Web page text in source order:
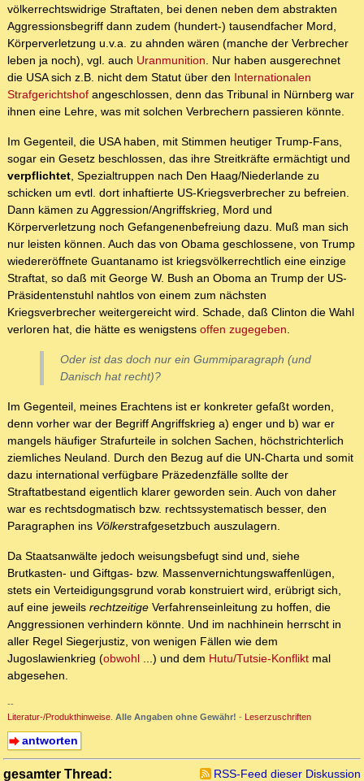
völkerrechtswidrige Straftaten, bei denen neben dem abstrakten
Aggressionsbegriff dann zudem (hundert-) tausendfacher Mord,
Körperverletzung u.v.a. zu ahnden wären (manche der Verbrecher
leben ja noch), vgl. auch Uranmunition. Nur haben ausgerechnet
die USA sich z.B. nicht dem Statut über den Internationalen
Strafgerichtshof angeschlossen, denn das Tribunal in Nürnberg war
ihnen eine Lehre, was mit solchen Verbrechern passieren könnte.
Im Gegenteil, die USA haben, mit Stimmen heutiger Trump-Fans,
sogar ein Gesetz beschlossen, das ihre Streitkräfte ermächtigt und
verpflichtet, Spezialtruppen nach Den Haag/Niederlande zu
schicken um evtl. dort inhaftierte US-Kriegsverbrecher zu befreien.
Dann kämen zu Aggression/Angriffskrieg, Mord und
Körperverletzung noch Gefangenenbefreiung dazu. Muß man sich
nur leisten können. Auch das von Obama geschlossene, von Trump
wiedereröffnete Guantanamo ist kriegsvölkerrechtlich eine einzige
Straftat, so daß mit George W. Bush an Oboma an Trump der US-
Präsidentenstuhl nahtlos von einem zum nächsten
Kriegsverbrecher weitergereicht wird. Schade, daß Clinton die Wahl
verloren hat, die hätte es wenigstens offen zugegeben.
Oder ist das doch nur ein Gummiparagraph (und
Danisch hat recht)?
Im Gegenteil, meines Erachtens ist er konkreter gefaßt worden,
denn vorher war der Begriff Angriffskrieg a) enger und b) war er
mangels häufiger Strafurteile in solchen Sachen, höchstrichterlich
ziemliches Neuland. Durch den Bezug auf die UN-Charta und somit
dazu international verfügbare Präzedenzfälle sollte der
Straftatbestand eigentlich klarer geworden sein. Auch von daher
war es rechtsdogmatisch bzw. rechtssystematisch besser, den
Paragraphen ins Völkerstrafgesetzbuch auszulagern.
Da Staatsanwälte jedoch weisungsbefugt sind und, siehe
Brutkasten- und Giftgas- bzw. Massenvernichtungswaffenlügen,
stets ein Verteidigungsgrund vorab konstruiert wird, erübrigt sich,
auf eine jeweils rechtzeitige Verfahrenseinleitung zu hoffen, die
Anggressionen verhindern könnte. Und im nachhinein herrscht in
aller Regel Siegerjustiz, von wenigen Fällen wie dem
Jugoslawienkrieg (obwohl ...) und dem Hutu/Tutsie-Konflikt mal
abgesehen.
--
Literatur-/Produkthinweise. Alle Angaben ohne Gewähr! - Leserzuschriften
antworten
gesamter Thread:
RSS-Feed dieser Diskussion